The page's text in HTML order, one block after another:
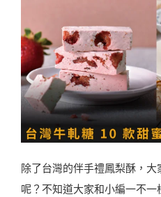
除了台灣的伴手禮鳳梨酥，
呢？不知道大家和小編一不